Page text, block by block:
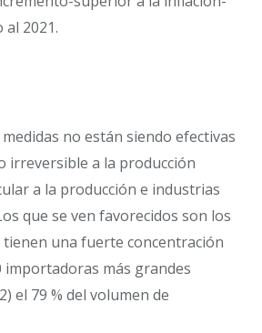
2021.
no están siendo efectivas
irreversible a la producción
a la producción e industrias
que se ven favorecidos son los
una fuerte concentración
importadoras más grandes
el 79 % del volumen de